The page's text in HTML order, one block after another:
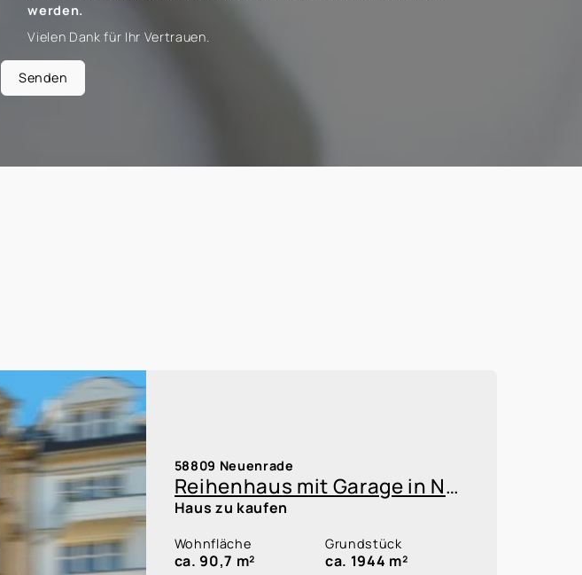
werden.
Vielen Dank für Ihr Vertrauen.
Senden
58809 Neuenrade
Reihenhaus mit Garage in Neuenrade zur Kapitalanlage oder Eigennutzung innerhalb einer WEG
Haus zu kaufen
Wohnfläche
ca. 90,7 m²
Grundstück
ca. 1944 m²